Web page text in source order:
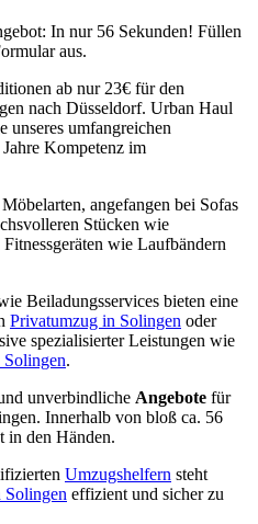
In nur 56 Sekunden! Füllen
aus.
ab nur 23€ für den
nach Düsseldorf. Urban Haul
unseres umfangreichen
Kompetenz im
angefangen bei Sofas
Stücken wie
wie Laufbändern
Beiladungsservices bieten eine
Privatumzug in Solingen oder
spezialisierter Leistungen wie
.
unverbindliche Angebote für
Innerhalb von bloß ca. 56
in den Händen.
Umzugshelfern steht
effizient und sicher zu